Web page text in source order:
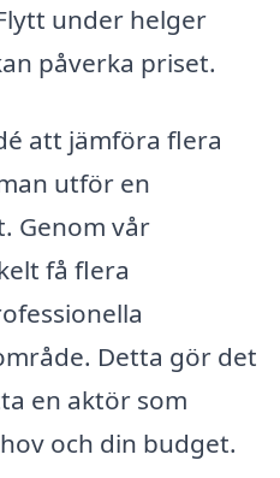
under helger
påverka priset.
att jämföra flera
utför en
Genom vår
få flera
Detta gör det
en aktör som
och din budget.